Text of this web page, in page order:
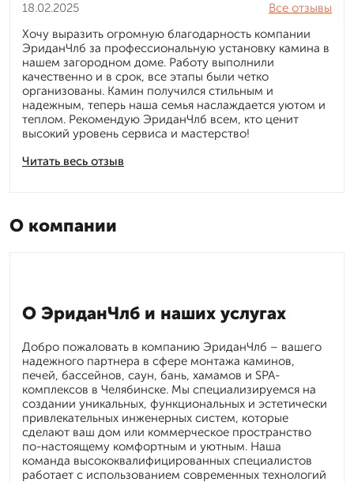
18.02.2025
Читать весь отзыв
Все отзывы
Хочу выразить огромную благодарность компании
ЭриданЧлб за профессиональную установку камина в
нашем загородном доме. Работу выполнили
качественно и в срок, все этапы были четко
организованы. Камин получился стильным и
надежным, теперь наша семья наслаждается уютом и
теплом. Рекомендую ЭриданЧлб всем, кто ценит
высокий уровень сервиса и мастерство!
О компании
О ЭриданЧлб и наших услугах
Добро пожаловать в компанию ЭриданЧлб – вашего
надежного партнера в сфере монтажа каминов,
печей, бассейнов, саун, бань, хамамов и SPA-
комплексов в Челябинске. Мы специализируемся на
создании уникальных, функциональных и эстетически
привлекательных инженерных систем, которые
сделают ваш дом или коммерческое пространство
по-настоящему комфортным и уютным. Наша
команда высококвалифицированных специалистов
работает с использованием современных технологий